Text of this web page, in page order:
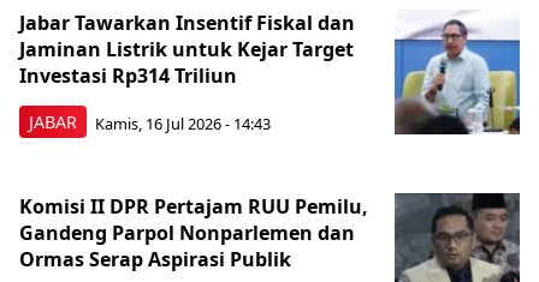
JABAR
Jabar Tawarkan Insentif Fiskal dan
Jaminan Listrik untuk Kejar Target
Investasi Rp314 Triliun
Kamis, 16 Jul 2026 - 14:43
Komisi II DPR Pertajam RUU Pemilu,
Gandeng Parpol Nonparlemen dan
Ormas Serap Aspirasi Publik